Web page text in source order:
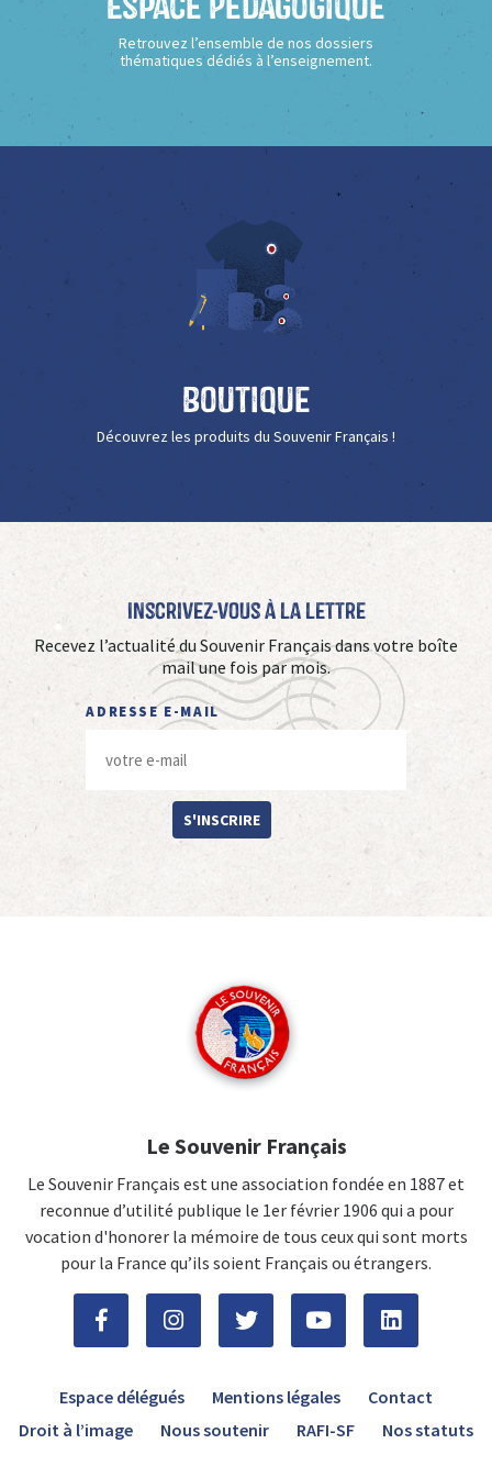
Retrouvez l’ensemble de nos dossiers
thématiques dédiés à l’enseignement.
Boutique
Découvrez les produits du Souvenir Français !
Inscrivez-vous à La Lettre
Recevez l’actualité du Souvenir Français dans votre boîte
mail une fois par mois.
ADRESSE E-MAIL
S'INSCRIRE
Le Souvenir Français
Le Souvenir Français est une association fondée en 1887 et
reconnue d’utilité publique le 1er février 1906 qui a pour
vocation d'honorer la mémoire de tous ceux qui sont morts
pour la France qu’ils soient Français ou étrangers.
Espace délégués Mentions légales
Contact
Droit à l’image
Nous soutenir RAFI-SF Nos statuts